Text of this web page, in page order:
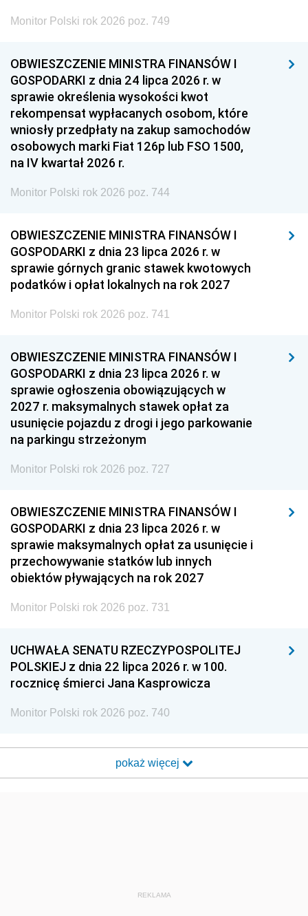
Monitor Polski rok 2026 poz. 749
OBWIESZCZENIE MINISTRA FINANSÓW I
GOSPODARKI z dnia 24 lipca 2026 r. w
sprawie określenia wysokości kwot
rekompensat wypłacanych osobom, które
wniosły przedpłaty na zakup samochodów
osobowych marki Fiat 126p lub FSO 1500,
na IV kwartał 2026 r.
Monitor Polski rok 2026 poz. 744
OBWIESZCZENIE MINISTRA FINANSÓW I
GOSPODARKI z dnia 23 lipca 2026 r. w
sprawie górnych granic stawek kwotowych
podatków i opłat lokalnych na rok 2027
Monitor Polski rok 2026 poz. 741
OBWIESZCZENIE MINISTRA FINANSÓW I
GOSPODARKI z dnia 23 lipca 2026 r. w
sprawie ogłoszenia obowiązujących w
2027 r. maksymalnych stawek opłat za
usunięcie pojazdu z drogi i jego parkowanie
na parkingu strzeżonym
Monitor Polski rok 2026 poz. 727
OBWIESZCZENIE MINISTRA FINANSÓW I
GOSPODARKI z dnia 23 lipca 2026 r. w
sprawie maksymalnych opłat za usunięcie i
przechowywanie statków lub innych
obiektów pływających na rok 2027
Monitor Polski rok 2026 poz. 731
UCHWAŁA SENATU RZECZYPOSPOLITEJ
POLSKIEJ z dnia 22 lipca 2026 r. w 100.
rocznicę śmierci Jana Kasprowicza
Monitor Polski rok 2026 poz. 740
pokaż więcej
REKLAMA